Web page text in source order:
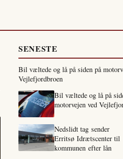
SENESTE
Bil væltede og lå på siden på
Vejlefjordbroen
Bil væltede og lå på
motorvejen ved
Nedslidt tag sender
Erritsø Idrætscenter til
kommunen efter lån